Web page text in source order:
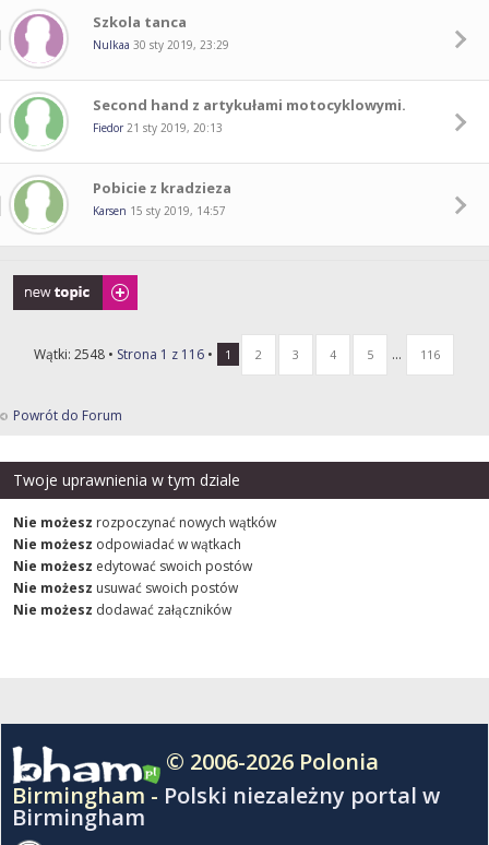
Szkola tanca
Nulkaa 30 sty 2019, 23:29
Second hand z artykułami motocyklowymi.
Fiedor 21 sty 2019, 20:13
Pobicie z kradzieza
Karsen 15 sty 2019, 14:57
Napisz wątek
Wątki: 2548 • Strona 1 z 116 • 1 2 3 4 5 ... 116
Powrót do Forum
Twoje uprawnienia w tym dziale
Nie możesz rozpoczynać nowych wątków
Nie możesz odpowiadać w wątkach
Nie możesz edytować swoich postów
Nie możesz usuwać swoich postów
Nie możesz dodawać załączników
© 2006-2026 Polonia
Birmingham - Polski niezależny portal w
Birmingham